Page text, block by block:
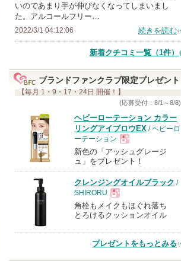
いのであまり手が伸びなくなってしまいまし
た。アルコールフリー…
2022/3/1 04:12:06 続きを読む
新着クチコミ一覧 （1件）
ブランドファンクラブ限定プレゼント
【毎月 1・9・17・24日 開催！】
(応募受付：8/1～8/8)
ヘビーローテーション カラー
リングアイブロウEX / ヘビーロ
ーテーション
現
品
新色の「アッシュグレージ
ュ」をプレゼント！
クレンジングオイルブラック /
SHIRORU
現
品
角栓もメイクもほぐれ落ち
とろけるクッションオイル
プレゼントをもっとみる